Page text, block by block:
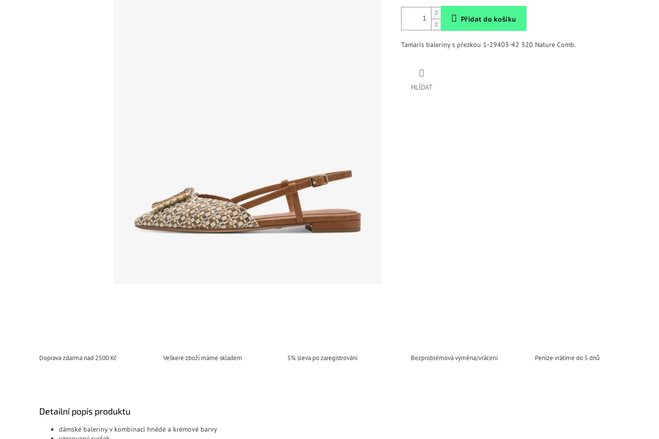
Přidat do košíku
Tamaris baleríny s přezkou 1-29403-42 320 Nature Comb.
HLÍDAT
Doprava zdarma nad 2500 Kč Veškeré zboží máme skladem 5% sleva po zaregistrování Bezproblémová výměna/vrácení Peníze vrátíme do 5 dnů
Detailní popis produktu
dámské baleríny v kombinaci hnědé a krémové barvy